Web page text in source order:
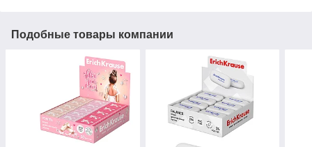
Подобные товары компании